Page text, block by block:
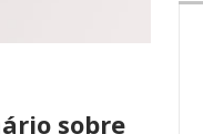
sobre